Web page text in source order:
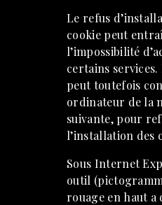
Le refus
cookie peut
l’impossibilité
certains services.
peut toutefois
ordinateur de la
suivante, pour
l’installation des
Sous Internet
outil
rouage en haut